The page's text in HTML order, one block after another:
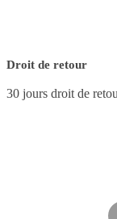
Droit de retour
30 jours droit de